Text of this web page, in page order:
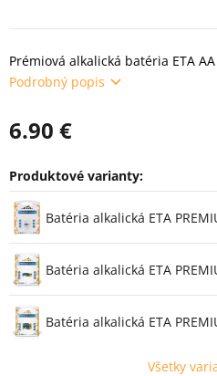
Prémiová alkalická batéria ETA
Podrobný popis
6.90 €
Produktové varianty:
Varianty
Batéria alkalická ETA
Batéria alkalická ETA
Batéria alkalická ETA
Všetky